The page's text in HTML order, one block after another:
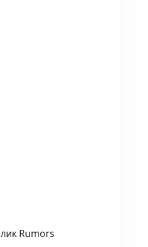
Rumors